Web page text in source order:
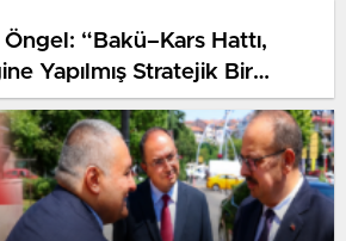
“Bakü–Kars Hattı,
Yapılmış Stratejik Bir